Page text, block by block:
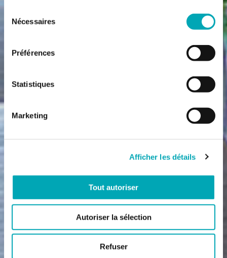
Nécessaires
Préférences
Statistiques
Marketing
Afficher les détails
Tout autoriser
Autoriser la sélection
Refuser